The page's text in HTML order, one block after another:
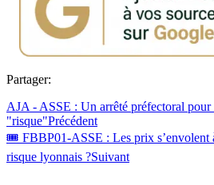
Partager:
AJA - ASSE : Un arrêté préfectoral pour
"risque"Précédent
🎟 FBBP01-ASSE : Les prix s’envolent
risque lyonnais ?Suivant